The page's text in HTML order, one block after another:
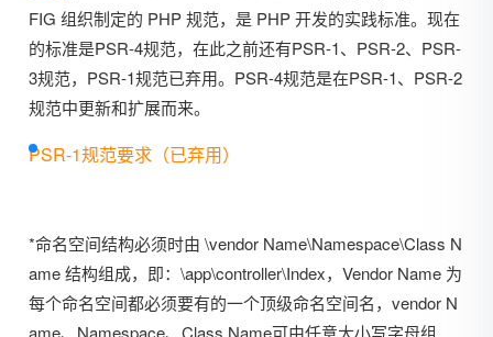
FIG 组织制定的 PHP 规范，是 PHP 开发的实践标准。现在
的标准是PSR-4规范，在此之前还有PSR-1、PSR-2、PSR-
3规范，PSR-1规范已弃用。PSR-4规范是在PSR-1、PSR-2
规范中更新和扩展而来。
PSR-1规范要求（已弃用）
*命名空间结构必须时由 \vendor Name\Namespace\Class N
ame 结构组成，即：\app\controller\Index，Vendor Name 为
每个命名空间都必须要有的一个顶级命名空间名，vendor N
ame、Namespace、Class Name可由任意大小写字母组